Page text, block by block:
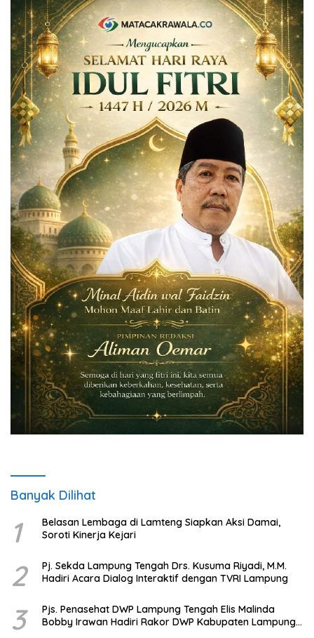
Banyak Dilihat
1
Belasan Lembaga di Lamteng Siapkan Aksi Damai,
Soroti Kinerja Kejari
2
Pj. Sekda Lampung Tengah Drs. Kusuma Riyadi, M.M.
Hadiri Acara Dialog Interaktif dengan TVRI Lampung
3
Pjs. Penasehat DWP Lampung Tengah Elis Malinda
Bobby Irawan Hadiri Rakor DWP Kabupaten Lampung